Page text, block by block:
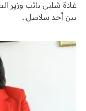
غادة شلبى نائب وزير
بين أحد سلاسل…